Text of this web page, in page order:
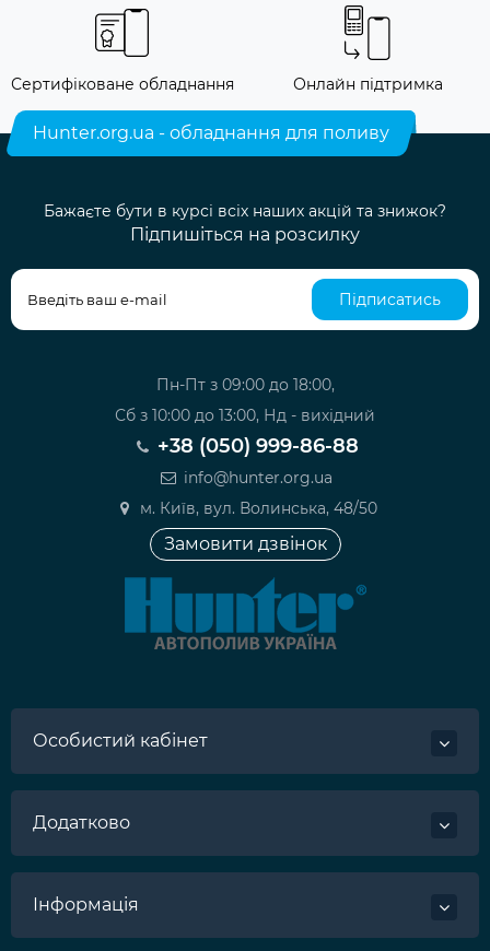
Сертифіковане обладнання Онлайн підтримка
Hunter.org.ua - обладнання для поливу
Бажаєте бути в курсі всіх наших акцій та знижок?
Підпишіться на розсилку
Підписатись
Пн-Пт з 09:00 до 18:00,
Сб з 10:00 до 13:00, Нд - вихідний
+38 (050) 999-86-88
info@hunter.org.ua
м. Київ, вул. Волинська, 48/50
Замовити дзвінок
Особистий кабінет
Додатково
Інформація